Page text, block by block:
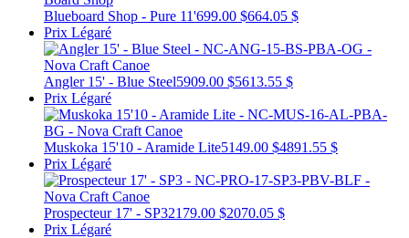
Blueboard Shop - Pure 11'699.00 $664.05 $
Prix Légaré
Angler 15' - Blue Steel5909.00 $5613.55 $
Prix Légaré
Muskoka 15'10 - Aramide Lite5149.00 $4891.55 $
Prix Légaré
Prospecteur 17' - SP32179.00 $2070.05 $
Prix Légaré